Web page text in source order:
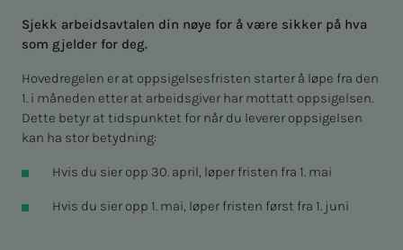
Sjekk arbeidsavtalen din nøye for å være sikker på hva
som gjelder for deg.
Hovedregelen er at oppsigelsesfristen starter å løpe fra den
1. i måneden etter at arbeidsgiver har mottatt oppsigelsen.
Dette betyr at tidspunktet for når du leverer oppsigelsen
kan ha stor betydning:
Hvis du sier opp 30. april, løper fristen fra 1. mai
Hvis du sier opp 1. mai, løper fristen først fra 1. juni